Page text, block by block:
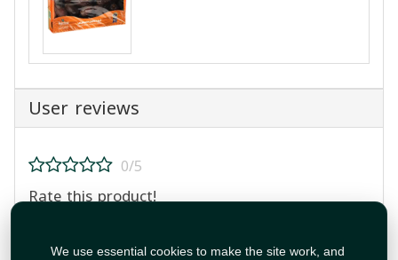
We use essential cookies to make the site work, and
User reviews
0/5
Rate this product!